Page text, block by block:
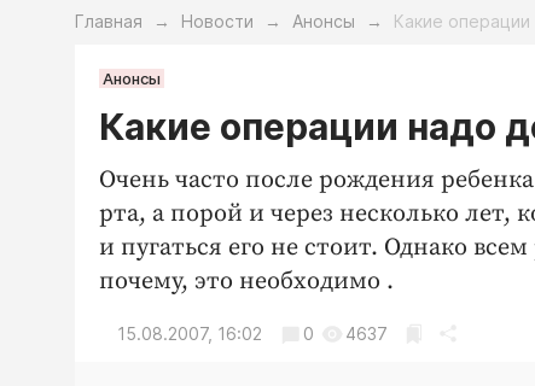
Главная → Новости → Анонсы → Какие
Анонсы
Какие операции надо
Очень часто после рождения
рта, а порой и через несколько лет,
и пугаться его не стоит. Однако
почему, это необходимо .
15.08.2007, 16:02 0 4637